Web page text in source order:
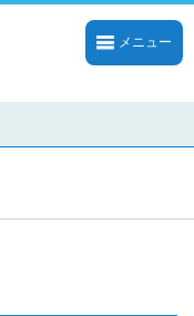
メニュー